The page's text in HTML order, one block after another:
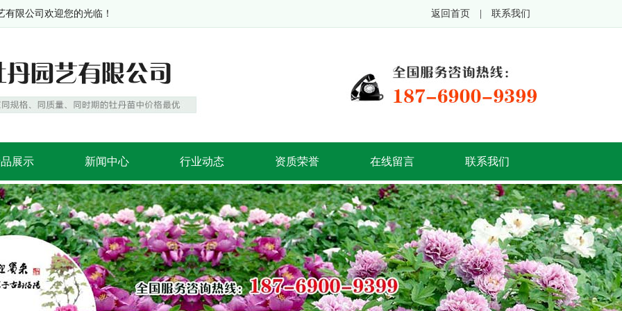
限公司欢迎您的光临！ 返回首页 联系我们
展示 新闻中心 行业动态 资质荣誉 在线留言 联系我们